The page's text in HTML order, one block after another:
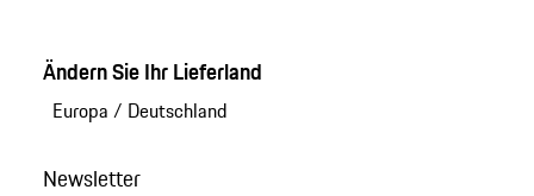
Ändern Sie Ihr Lieferland
Europa / Deutschland
Newsletter